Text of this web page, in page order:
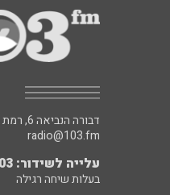
דבורה הנביאה 6, רמת השרון
radio@103.fm
עלייה לשידור: 0552-103-103
בעלות שיחה רגילה